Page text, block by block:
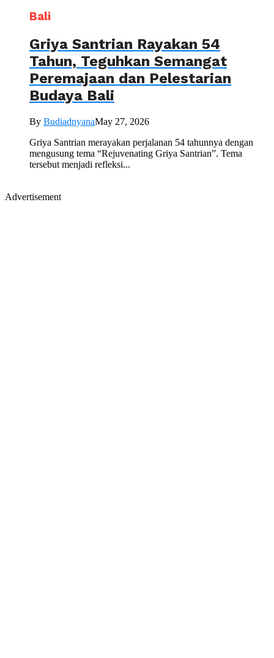
Bali
Griya Santrian Rayakan 54
Tahun, Teguhkan Semangat
Peremajaan dan Pelestarian
Budaya Bali
By BudiadnyanaMay 27, 2026
Griya Santrian merayakan perjalanan 54 tahunnya dengan
mengusung tema “Rejuvenating Griya Santrian”. Tema
tersebut menjadi refleksi...
Advertisement